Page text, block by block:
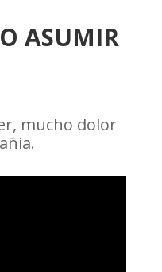
ASUMIR
mucho dolor